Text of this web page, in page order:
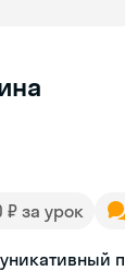
₽ за урок